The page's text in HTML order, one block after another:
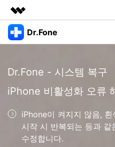
주요 제품
유틸리티
개요
솔루션
뉴스룸
플랜 및 가격
Dr.Fone
폴 툴킷 보기 >
모바일
탐색 및 발견
닥터폰 하이라이트 살펴보기
리소스
Dr.Fone - 시스템 복구
iPhone 비활성화 오류
iPhone이 켜지지 않음,
시작 시 반복되는 등과
수정합니다.